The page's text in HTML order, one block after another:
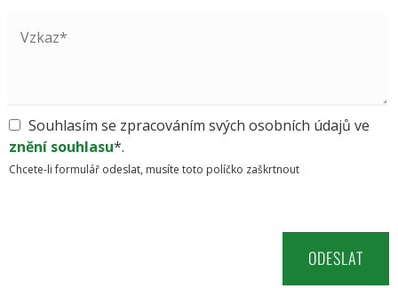
Souhlasím se zpracováním svých osobních údajů ve
znění souhlasu*.
Chcete-li formulář odeslat, musíte toto políčko zaškrtnout